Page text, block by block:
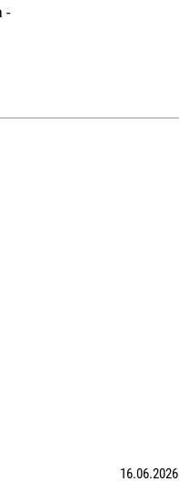
-
16.06.2026